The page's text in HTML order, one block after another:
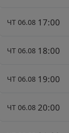
ЧТ 06.08 17:00
ЧТ 06.08 18:00
ЧТ 06.08 19:00
ЧТ 06.08 20:00